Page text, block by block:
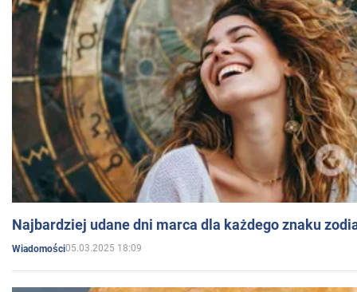
Najbardziej udane dni marca dla każdego znaku
Wiadomości05.03.2025 18:09